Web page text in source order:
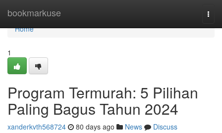
bookmarkuse
Home
Home
1
Program Termurah: 5 Pilihan
Paling Bagus Tahun 2024
xanderkvth568724 80 days ago News
Discuss